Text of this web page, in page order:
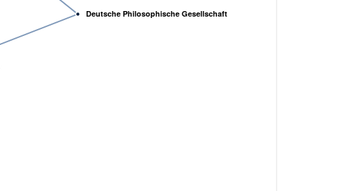
Deutsche Philosophische Gesellschaft